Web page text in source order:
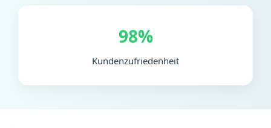
98%
Kundenzufriedenheit